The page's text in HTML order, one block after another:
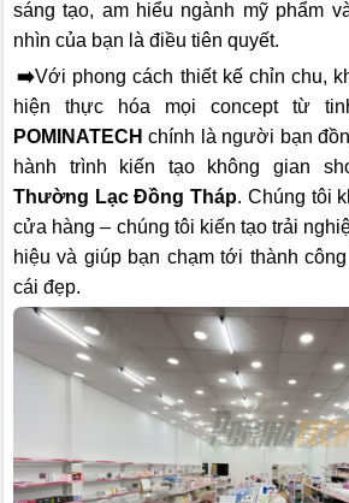
sáng tạo, am hiểu ngành mỹ phẩm
nhìn của bạn là điều tiên quyết.
➡️Với phong cách thiết kế chỉn chu,
hiện thực hóa mọi concept từ
POMINATECH chính là người bạn
hành trình kiến tạo không gian
Thường Lạc Đồng Tháp. Chúng tôi
cửa hàng – chúng tôi kiến tạo trải
hiệu và giúp bạn chạm tới thành
cái đẹp.